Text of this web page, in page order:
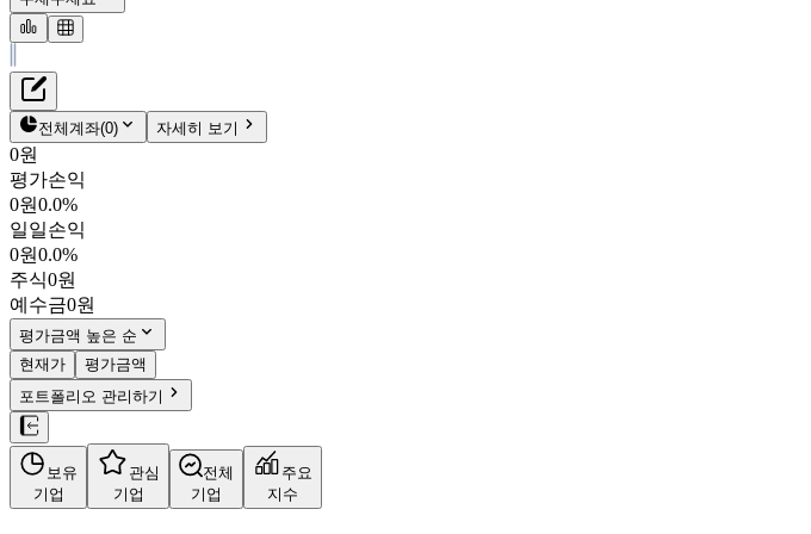
미창석유
147,400원
003650
KOSPI
시가총액
PBR0.52
PER3.10
fPER -
배당수익률2.37%
자사주비율13.03%
결산월12월
사업정보
더보기
재무정보
펀더멘탈
밸류에이션
주주환원
주식정보
전체계좌(0) 자세히 보기
0원
평가손익
0원0.0%
일일손익
0원0.0%
주식0원
예수금0원
평가금액 높은 순
현재가
평가금액
포트폴리오 관리하기
보유
기업
관심
기업
전체
기업
주요
지수